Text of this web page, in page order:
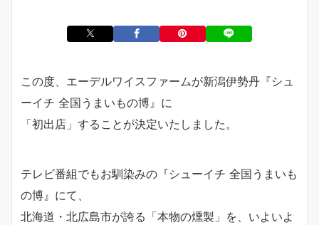
この度、エーデルワイスファームが新潟伊勢丹『シュ
ーイチ 全国うまいもの博』に
「初出店」することが決定いたしました。
テレビ番組でもお馴染みの『シューイチ 全国うまいも
の博』にて、
北海道・北広島市が誇る「本物の燻製」を、いよいよ